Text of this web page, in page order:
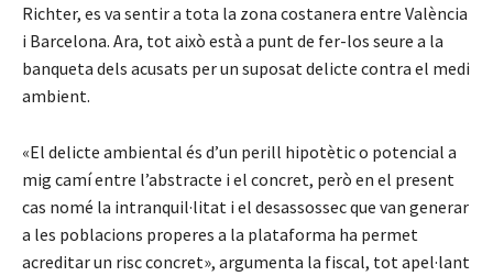
Richter, es va sentir a tota la zona costanera entre València
i Barcelona. Ara, tot això està a punt de fer-los seure a la
banqueta dels acusats per un suposat delicte contra el medi
ambient.
«El delicte ambiental és d’un perill hipotètic o potencial a
mig camí entre l’abstracte i el concret, però en el present
cas nomé la intranquil·litat i el desassossec que van generar
a les poblacions properes a la plataforma ha permet
acreditar un risc concret», argumenta la fiscal, tot apel·lant